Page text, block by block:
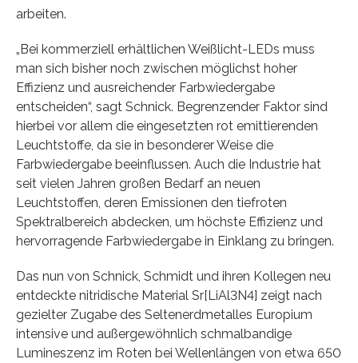
arbeiten.
„Bei kommerziell erhältlichen Weißlicht-LEDs muss
man sich bisher noch zwischen möglichst hoher
Effizienz und ausreichender Farbwiedergabe
entscheiden“, sagt Schnick. Begrenzender Faktor sind
hierbei vor allem die eingesetzten rot emittierenden
Leuchtstoffe, da sie in besonderer Weise die
Farbwiedergabe beeinflussen. Auch die Industrie hat
seit vielen Jahren großen Bedarf an neuen
Leuchtstoffen, deren Emissionen den tiefroten
Spektralbereich abdecken, um höchste Effizienz und
hervorragende Farbwiedergabe in Einklang zu bringen.
Das nun von Schnick, Schmidt und ihren Kollegen neu
entdeckte nitridische Material Sr[LiAl3N4] zeigt nach
gezielter Zugabe des Seltenerdmetalles Europium
intensive und außergewöhnlich schmalbandige
Lumineszenz im Roten bei Wellenlängen von etwa 650